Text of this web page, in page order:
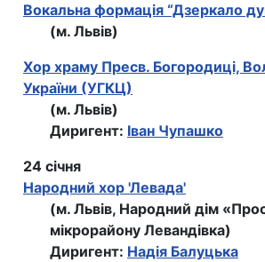
Вокальна формація “Дзеркало
(м. Львів)
Хор храму Пресв. Богородиці,
України (УГКЦ)
(м. Львів)
Диригент: Іван Чупашко
24 січня
Народний хор 'Левада'
(м. Львів, Народний дім
мікрорайону Левандівка)
Диригент: Надія Балуцька